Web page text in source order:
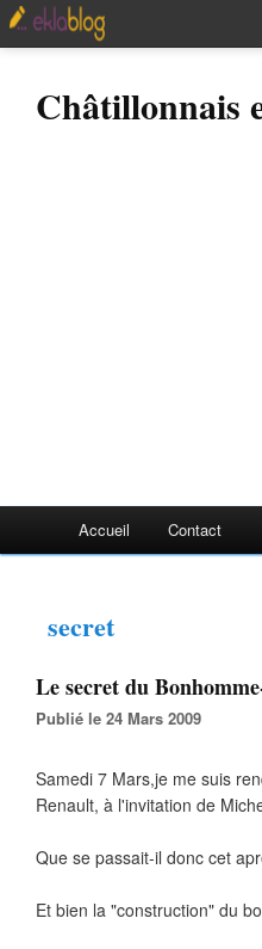
Châtillonnais
Accueil Contact
secret
Le secret du
Publié le 24 Mars 2009
Samedi 7 Mars,je me suis
Renault, à l'invitation de
Que se passait-il donc cet
Et bien la "construction" du